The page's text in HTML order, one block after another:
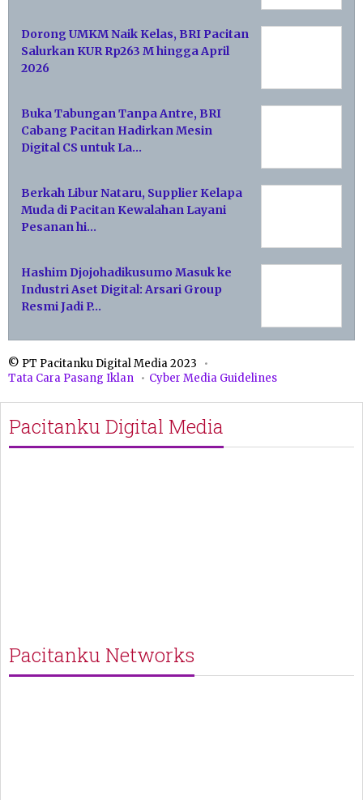
Dorong UMKM Naik Kelas, BRI Pacitan
Salurkan KUR Rp263 M hingga April
2026
Buka Tabungan Tanpa Antre, BRI
Cabang Pacitan Hadirkan Mesin
Digital CS untuk La…
Berkah Libur Nataru, Supplier Kelapa
Muda di Pacitan Kewalahan Layani
Pesanan hi…
Hashim Djojohadikusumo Masuk ke
Industri Aset Digital: Arsari Group
Resmi Jadi P…
© PT Pacitanku Digital Media 2023
Tata Cara Pasang Iklan
Cyber Media Guidelines
Pacitanku Digital Media
Pacitanku Networks